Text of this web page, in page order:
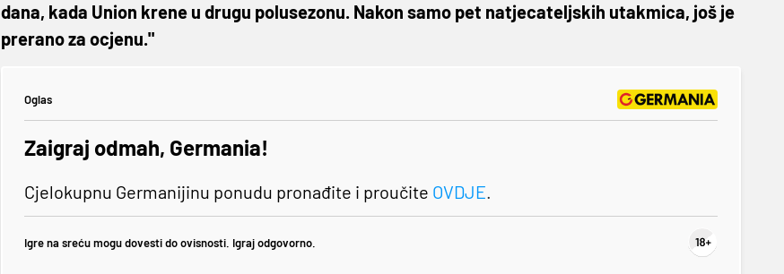
dana, kada Union krene u drugu polusezonu. Nakon samo pet natjecateljskih utakmica, još je
prerano za ocjenu."
Oglas
Zaigraj odmah, Germania!
Cjelokupnu Germanijinu ponudu pronađite i proučite OVDJE.
Igre na sreću mogu dovesti do ovisnosti. Igraj odgovorno.